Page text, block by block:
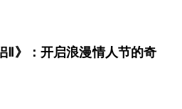
Ⅱ》：开启浪漫情人节的奇